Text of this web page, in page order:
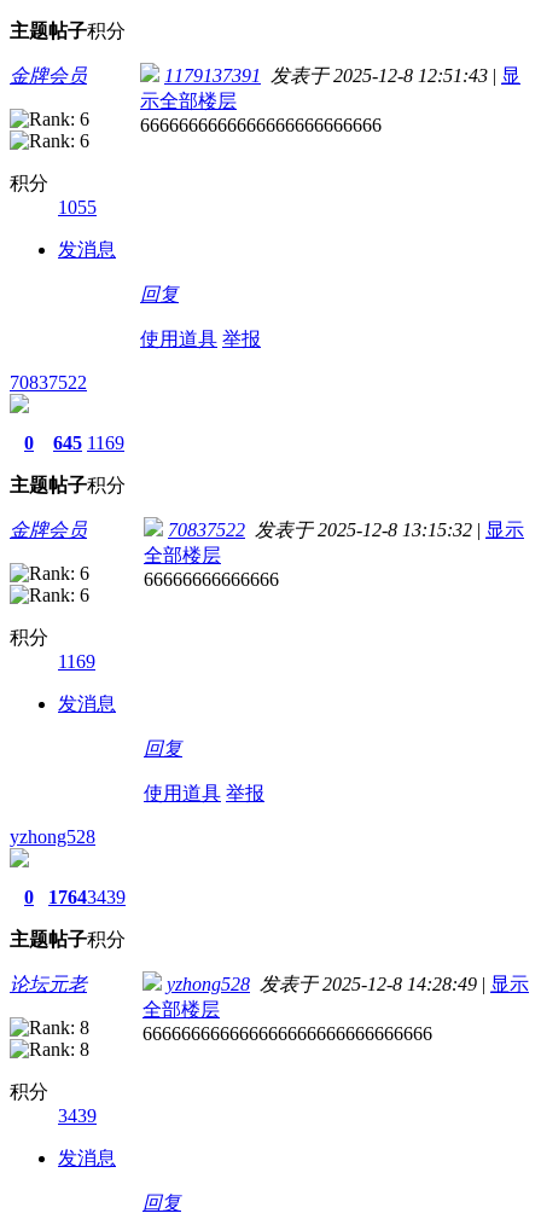
主题帖子积分
金牌会员
积分
1055
发消息
1179137391 发表于 2025-12-8 12:51:43 | 显
示全部楼层
6666666666666666666666666
回复
使用道具 举报
70837522
0
主题
645
帖子
1169
积分
金牌会员
积分
1169
发消息
70837522 发表于 2025-12-8 13:15:32 | 显示
全部楼层
66666666666666
回复
使用道具 举报
yzhong528
0
主题
1764
帖子
3439
积分
论坛元老
积分
3439
发消息
yzhong528 发表于 2025-12-8 14:28:49 | 显示
全部楼层
666666666666666666666666666666
回复